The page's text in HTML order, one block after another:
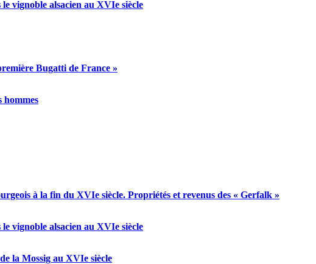
vignoble alsacien au XVIe siècle
Bugatti de France »
hommes
à la fin du XVIe siècle. Propriétés et revenus des « Gerfalk »
vignoble alsacien au XVIe siècle
la Mossig au XVIe siècle